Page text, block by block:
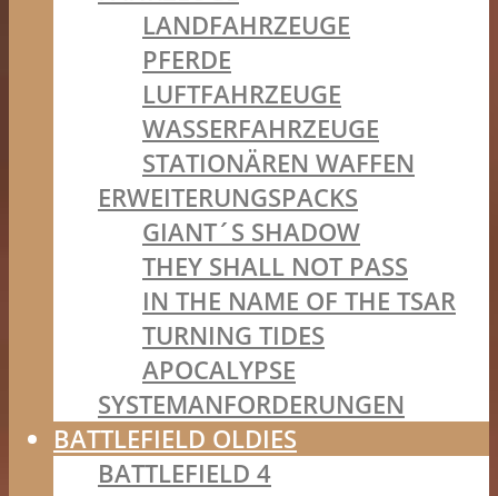
LANDFAHRZEUGE
PFERDE
LUFTFAHRZEUGE
WASSERFAHRZEUGE
STATIONÄREN WAFFEN
ERWEITERUNGSPACKS
GIANT´S SHADOW
THEY SHALL NOT PASS
IN THE NAME OF THE TSAR
TURNING TIDES
APOCALYPSE
SYSTEMANFORDERUNGEN
BATTLEFIELD OLDIES
BATTLEFIELD 4